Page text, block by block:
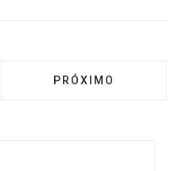
ECUMENISMO, A DIFÍCIL
PRÓXIMO ARTIGO:
PRÓXIMO